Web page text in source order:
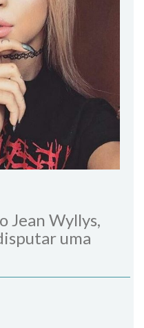
Jean Wyllys,
uma